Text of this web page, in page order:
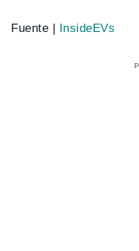
Fuente | InsideEVs